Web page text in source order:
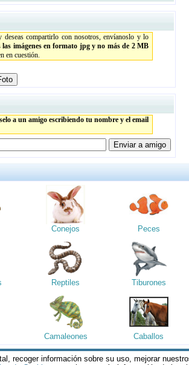
recoger información sobre su uso, mejorar
deseas compartirlo con nosotros, envíanoslo y lo
las imágenes en formato jpg y no más de 2 MB
en cuestión.
a un amigo escribiendo tu nombre y el email
Conejos Peces
Reptiles Tiburones
Camaleones Caballos
estas páginas, se entiende que acepta los